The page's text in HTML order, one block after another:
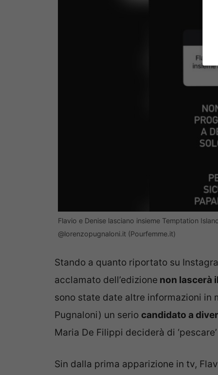
Flavio e Denise lasciano insieme Temptation
@lorenzopugnaloni.it (Pourfemme.it)
Stando a quanto riportato su
acclamato dell’edizione non lascerà
sono state date altre informazioni in
Pugnaloni) un serio candidato a
Maria De Filippi deciderà di
Sin dalla prima apparizione in tv,